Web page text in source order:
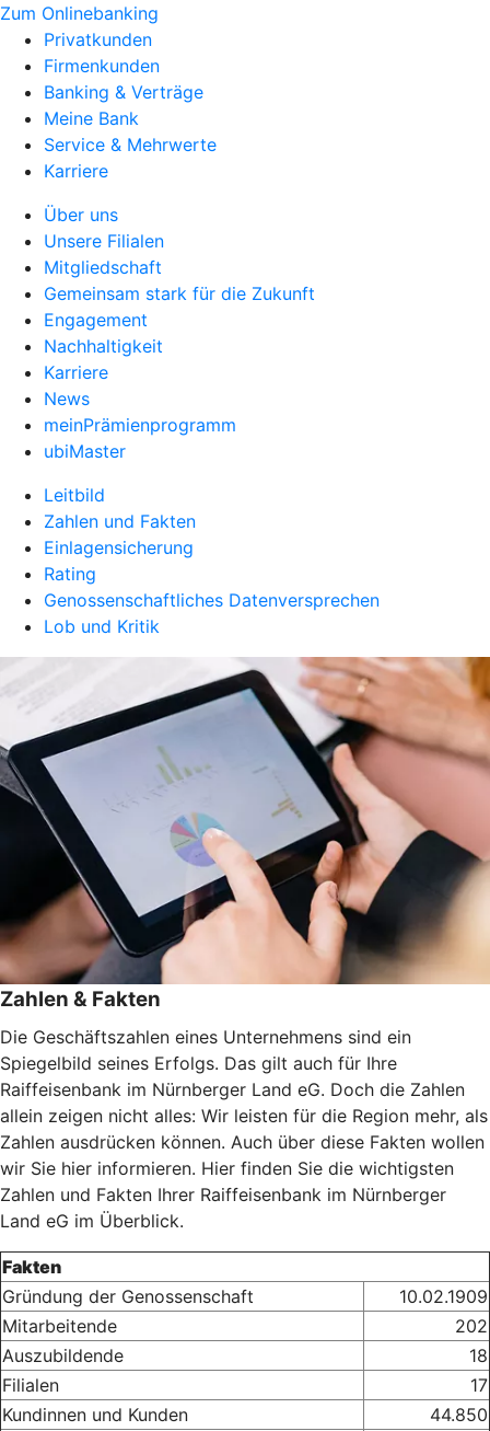
Zum Onlinebanking
Privatkunden
Firmenkunden
Banking & Verträge
Meine Bank
Service & Mehrwerte
Karriere
Über uns
Unsere Filialen
Mitgliedschaft
Gemeinsam stark für die Zukunft
Engagement
Nachhaltigkeit
Karriere
News
meinPrämienprogramm
ubiMaster
Leitbild
Zahlen und Fakten
Einlagensicherung
Rating
Genossenschaftliches Datenversprechen
Lob und Kritik
Zahlen & Fakten
Die Geschäftszahlen eines Unternehmens sind ein
Spiegelbild seines Erfolgs. Das gilt auch für Ihre
Raiffeisenbank im Nürnberger Land eG. Doch die Zahlen
allein zeigen nicht alles: Wir leisten für die Region mehr, als
Zahlen ausdrücken können. Auch über diese Fakten wollen
wir Sie hier informieren. Hier finden Sie die wichtigsten
Zahlen und Fakten Ihrer Raiffeisenbank im Nürnberger
Land eG im Überblick.
Fakten
Gründung der Genossenschaft
10.02.1909
Mitarbeitende
202
Auszubildende
18
Filialen
17
Kundinnen und Kunden
44.850